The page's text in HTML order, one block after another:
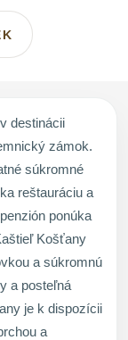
destinácii
zámok.
súkromné
reštauráciu a
ponúka
Košťany
a súkromnú
a posteľná
je k dispozícii
a